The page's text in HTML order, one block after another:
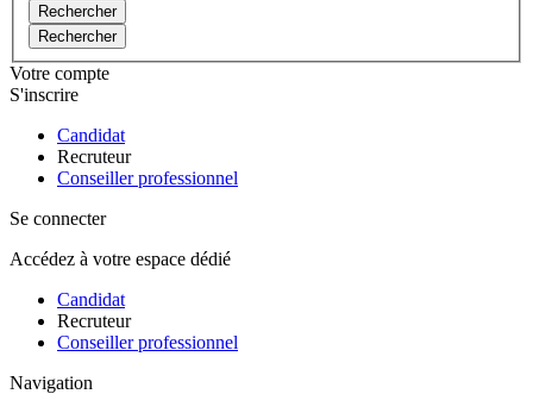
Rechercher
Rechercher
Votre compte
S'inscrire
Candidat
Recruteur
Conseiller professionnel
Se connecter
Accédez à votre espace dédié
Candidat
Recruteur
Conseiller professionnel
Navigation